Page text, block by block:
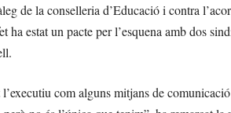
de la conselleria d’Educació i contra
ha estat un pacte per l’esquena amb dos
com alguns mitjans de